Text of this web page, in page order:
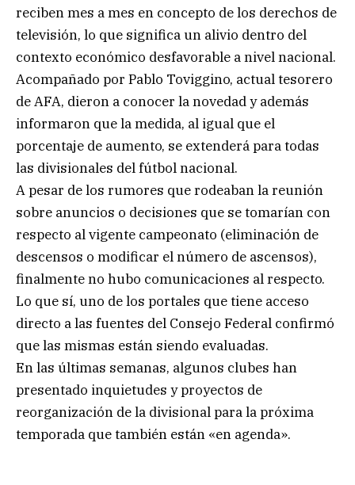
reciben mes a mes en concepto de los derechos de
televisión, lo que significa un alivio dentro del
contexto económico desfavorable a nivel nacional.
Acompañado por Pablo Toviggino, actual tesorero
de AFA, dieron a conocer la novedad y además
informaron que la medida, al igual que el
porcentaje de aumento, se extenderá para todas
las divisionales del fútbol nacional.
A pesar de los rumores que rodeaban la reunión
sobre anuncios o decisiones que se tomarían con
respecto al vigente campeonato (eliminación de
descensos o modificar el número de ascensos),
finalmente no hubo comunicaciones al respecto.
Lo que sí, uno de los portales que tiene acceso
directo a las fuentes del Consejo Federal confirmó
que las mismas están siendo evaluadas.
En las últimas semanas, algunos clubes han
presentado inquietudes y proyectos de
reorganización de la divisional para la próxima
temporada que también están «en agenda».